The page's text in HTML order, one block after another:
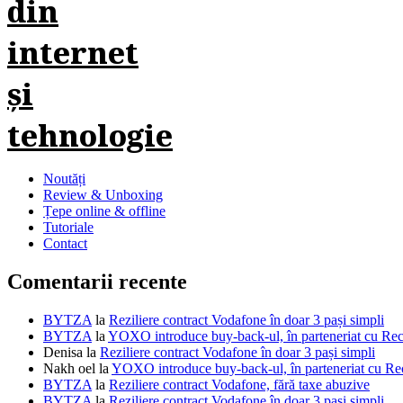
Noutăți
Review & Unboxing
Țepe online & offline
Tutoriale
Contact
Comentarii recente
BYTZA la Reziliere contract Vodafone în doar 3 pași simpli
BYTZA la YOXO introduce buy-back-ul, în parteneriat cu
Denisa la Reziliere contract Vodafone în doar 3 pași simpli
Nakh oel la YOXO introduce buy-back-ul, în parteneriat cu
BYTZA la Reziliere contract Vodafone, fără taxe abuzive